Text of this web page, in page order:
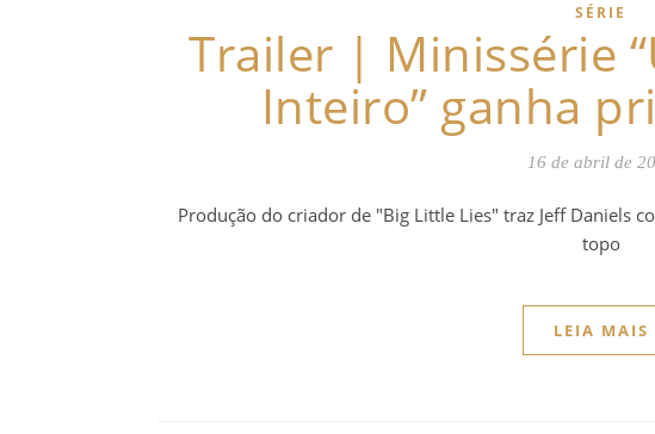
SÉRIE
Trailer | Minissérie
Inteiro” ganha
16 de abril de
Produção do criador de "Big Little Lies" traz Jeff Daniels
topo
LEIA MAIS